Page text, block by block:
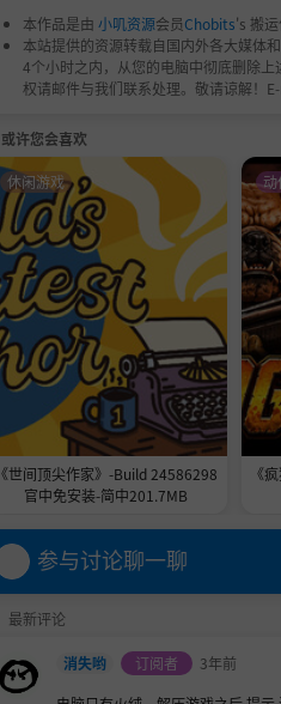
本作品是由 小叽资源会员Chobits's 搬
本站提供的资源转载自国内外各大媒体
4个小时之内，从您的电脑中彻底删除
权请邮件与我们联系处理。敬请谅解！
或许您会喜欢
《世间顶尖作家》-Build 24586298
官中免安装-简中201.7MB
休闲游戏
《
动
参与讨论聊一聊
最新评论
消失哟 订阅者 3年前